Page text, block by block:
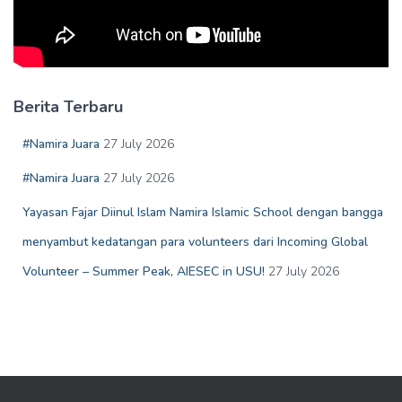
Berita Terbaru
#Namira Juara 27 July 2026
#Namira Juara 27 July 2026
Yayasan Fajar Diinul Islam Namira Islamic School dengan bangga
menyambut kedatangan para volunteers dari Incoming Global
Volunteer – Summer Peak, AIESEC in USU! 27 July 2026